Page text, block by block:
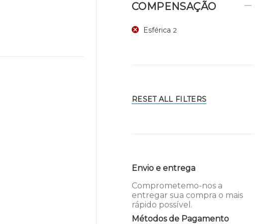
COMPENSAÇÃO
Esférica 2
RESET ALL FILTERS
Envio e entrega
Comprometemo-nos a
entregar sua compra o mais
rápido possível.
Métodos de Pagamento